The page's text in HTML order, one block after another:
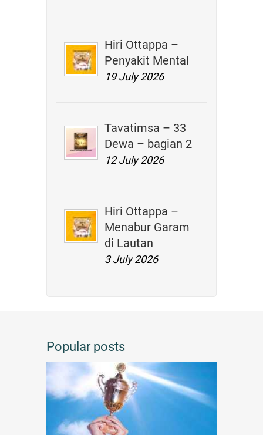
Hiri Ottappa –
Penyakit Mental
19 July 2026
Tavatimsa – 33
Dewa – bagian 2
12 July 2026
Hiri Ottappa –
Menabur Garam
di Lautan
3 July 2026
Popular posts